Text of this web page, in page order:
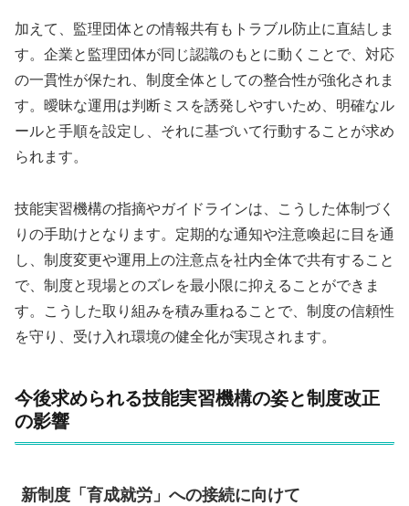
加えて、監理団体との情報共有もトラブル防止に直結しま
す。企業と監理団体が同じ認識のもとに動くことで、対応
の一貫性が保たれ、制度全体としての整合性が強化されま
す。曖昧な運用は判断ミスを誘発しやすいため、明確なル
ールと手順を設定し、それに基づいて行動することが求め
られます。
技能実習機構の指摘やガイドラインは、こうした体制づく
りの手助けとなります。定期的な通知や注意喚起に目を通
し、制度変更や運用上の注意点を社内全体で共有すること
で、制度と現場とのズレを最小限に抑えることができま
す。こうした取り組みを積み重ねることで、制度の信頼性
を守り、受け入れ環境の健全化が実現されます。
今後求められる技能実習機構の姿と制度改正
の影響
新制度「育成就労」への接続に向けて